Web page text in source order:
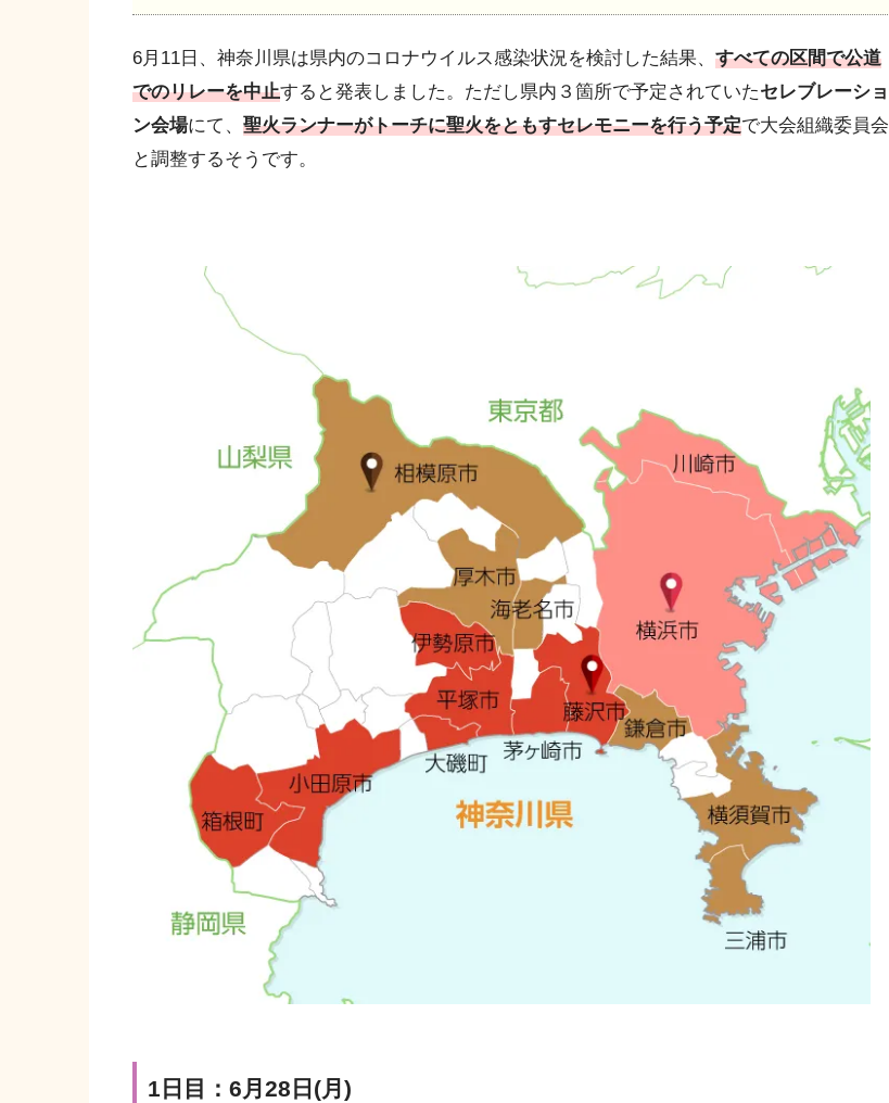
6月11日、神奈川県は県内のコロナウイルス感染状況を検討した結果、 すべての区間で公道
でのリレーを中止すると発表しました。ただし県内３箇所で予定されていたセレブレーショ
ン会場にて、 聖火ランナーがトーチに聖火をともすセレモニーを行う予定で大会組織委員会
と調整するそうです。
1日目：6月28日(月)